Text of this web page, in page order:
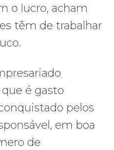
o lucro, acham
têm de trabalhar
é gasto
pelos
em boa
de